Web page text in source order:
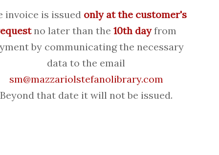
invoice is issued only at the customer's
no later than the10th dayfrom
by communicating the necessary
data to the email
sm@mazzariolstefanolibrary.com
Beyond that date it will not be issued.